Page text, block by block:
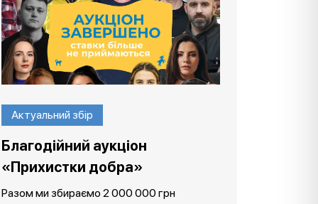
Актуальний збір
Благодійний аукціон
«Прихистки добра»
Разом ми збираємо 2 000 000 грн